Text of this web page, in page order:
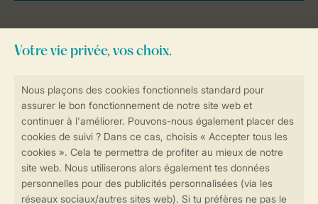
Réservations en ligne rapides et sécurisées
Transmission sécurisée des données
contactez notreContact Center.